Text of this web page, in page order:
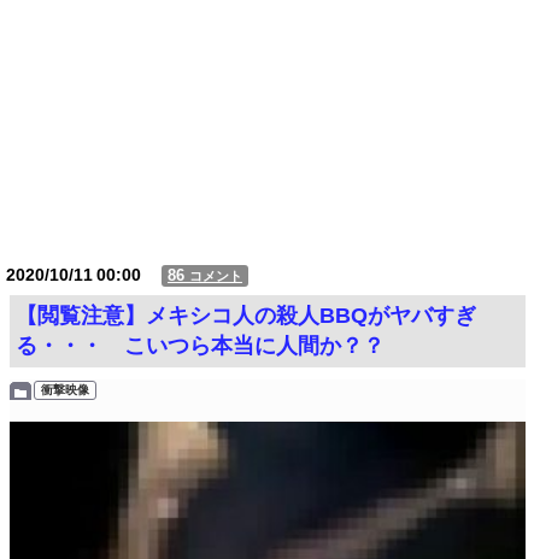
2020/10/1100:00 86 コメント
【閲覧注意】メキシコ人の殺人BBQがヤバすぎ
る・・・ こいつら本当に人間か？？
衝撃映像